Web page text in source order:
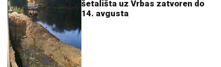
šetališta uz Vrbas zatvoren do
14. avgusta